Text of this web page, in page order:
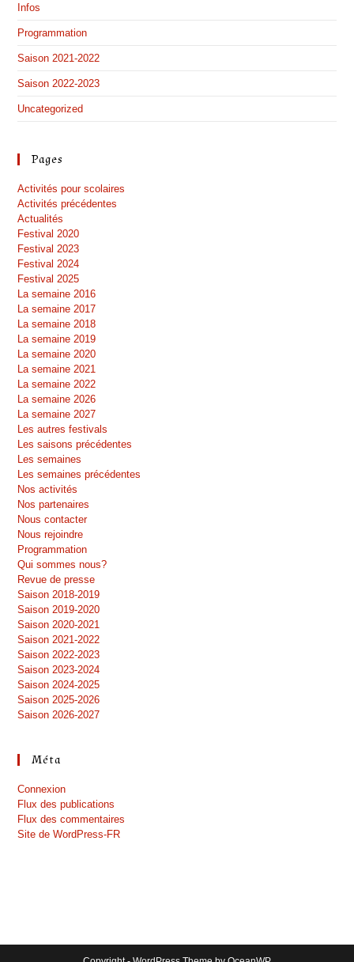
Infos
Programmation
Saison 2021-2022
Saison 2022-2023
Uncategorized
Pages
Activités pour scolaires
Activités précédentes
Actualités
Festival 2020
Festival 2023
Festival 2024
Festival 2025
La semaine 2016
La semaine 2017
La semaine 2018
La semaine 2019
La semaine 2020
La semaine 2021
La semaine 2022
La semaine 2026
La semaine 2027
Les autres festivals
Les saisons précédentes
Les semaines
Les semaines précédentes
Nos activités
Nos partenaires
Nous contacter
Nous rejoindre
Programmation
Qui sommes nous?
Revue de presse
Saison 2018-2019
Saison 2019-2020
Saison 2020-2021
Saison 2021-2022
Saison 2022-2023
Saison 2023-2024
Saison 2024-2025
Saison 2025-2026
Saison 2026-2027
Méta
Connexion
Flux des publications
Flux des commentaires
Site de WordPress-FR